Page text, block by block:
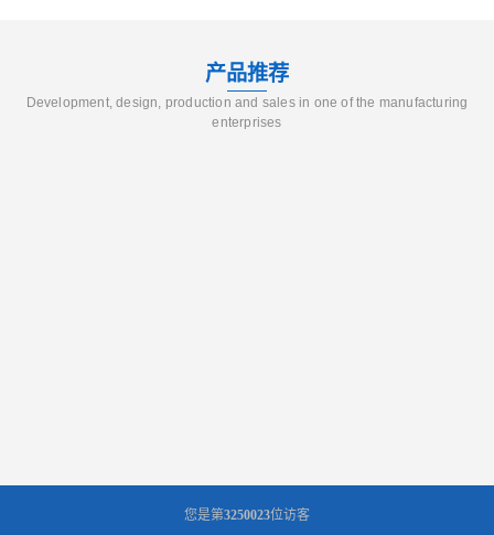
产品推荐
Development, design, production and sales in one of the manufacturing
enterprises
您是第3250023位访客